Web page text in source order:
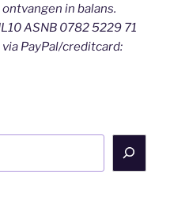
in balans.
ASNB 0782 5229 71
via PayPal/creditcard: